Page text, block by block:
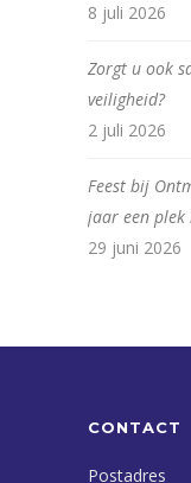
8 juli 2026
Zorgt u ook
veiligheid?
2 juli 2026
Feest bij
jaar een plek
29 juni 2026
CONTACT
Postadres